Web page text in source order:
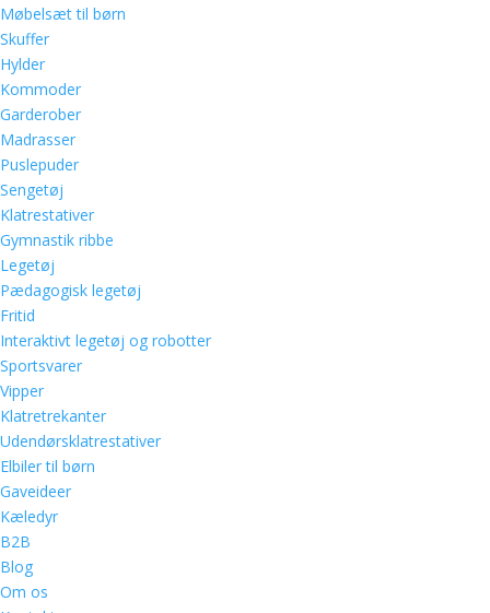
Møbelsæt til børn
Skuffer
Hylder
Kommoder
Garderober
Madrasser
Puslepuder
Sengetøj
Klatrestativer
Gymnastik ribbe
Legetøj
Pædagogisk legetøj
Fritid
Interaktivt legetøj og robotter
Sportsvarer
Vipper
Klatretrekanter
Udendørsklatrestativer
Elbiler til børn
Gaveideer
Kæledyr
B2B
Blog
Om os